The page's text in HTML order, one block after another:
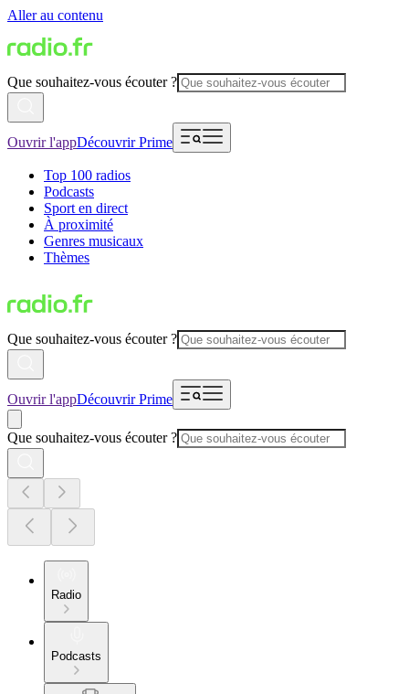
Aller au contenu
Que souhaitez-vous écouter ?
Ouvrir l'appDécouvrir Prime
Top 100 radios
Podcasts
Sport en direct
À proximité
Genres musicaux
Thèmes
Que souhaitez-vous écouter ?
Ouvrir l'appDécouvrir Prime
Que souhaitez-vous écouter ?
Radio
Podcasts